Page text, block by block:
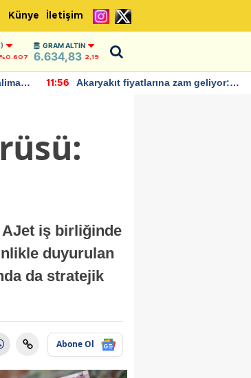
Künye İletişim
%0.607
GRAM ALTIN
6.634,83 2,19
11:56
Akaryakıt fiyatlarına zam geliyor:
AJet iş birliğinde
duyurulan
da stratejik
Abone Ol